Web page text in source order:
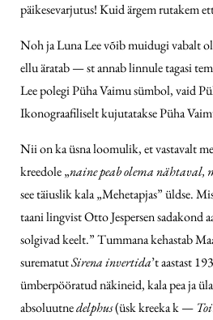
päikesevarjutus! Kuid ärgem rutakem
Noh ja Luna Lee võib muidugi vabalt
ellu äratab — st annab linnule tagasi
Lee polegi Püha Vaimu sümbol, vaid
Ikonograafiliselt kujutatakse Püha
Nii on ka üsna loomulik, et vastavalt
kreedole „naine peab olema
see täiuslik kala „Mehetapjas” üldse.
taani lingvist Otto Jespersen sadakond
solgivad keelt.” Tummana kehastab
surematutSirena invertida’t aastast
ümberpööratud näkineid, kala pea ja
absoluutnedelphus(üsk kreeka k —